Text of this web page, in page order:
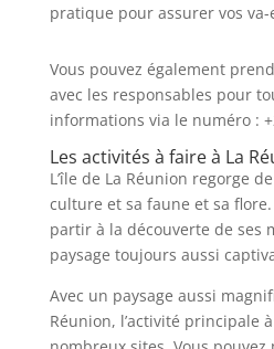
pratique pour assurer vos
Vous pouvez également
avec les responsables pour
informations via le numéro :
Les activités à faire à La
L’île de La Réunion regorge
culture et sa faune et sa
partir à la découverte de ses
paysage toujours aussi
Avec un paysage aussi
Réunion, l’activité principale